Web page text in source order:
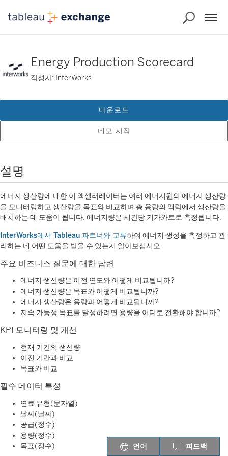
Energy Production Scorecard
작성자: InterWorks
데모 시작
다운로드
설명
에너지 생산량에 대한 이 액셀러레이터는 여러 에너지원의 에너지 생산량
을 모니터링하고 생산량을 목표와 비교하며 총 용량의 맥락에서 생산량을
배치하는 데 도움이 됩니다. 에너지량은 시간당 기가와트로 측정됩니다.
InterWorks에서 Tableau 파트너와 교류하여 에너지 생성을 측정하고 관
리하는 데 어떤 도움을 받을 수 있는지 알아보십시오.
주요 비즈니스 질문에 대한 답변
에너지 생산량은 이전 연도와 어떻게 비교됩니까?
에너지 생산량은 목표와 어떻게 비교됩니까?
에너지 생산량은 용량과 어떻게 비교됩니까?
지속 가능성 목표를 달성하려면 용량을 어디로 전환해야 합니까?
KPI 모니터링 및 개선
현재 기간의 생산량
이전 기간과 비교
목표와 비교
필수 데이터 특성
연료 유형(문자열)
날짜(날짜)
공급(정수)
용량(정수)
목표(정수)
언어 피드백